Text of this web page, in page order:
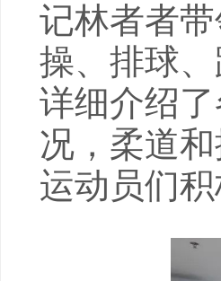
记林者者
操、排球
详细介绍
况，柔道
运动员们